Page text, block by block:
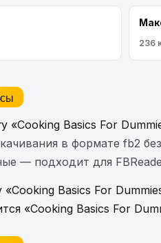
236
«Cooking Basics For
в формате fb2
— подходит для
Basics For
«Cooking Basics For